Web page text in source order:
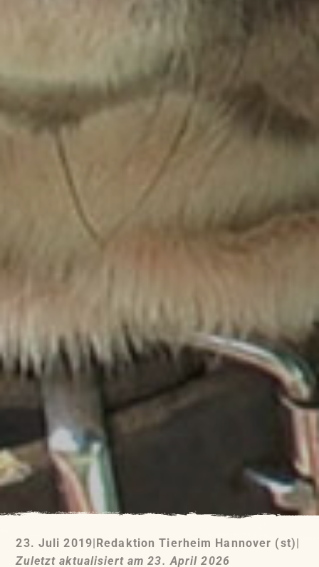
23. Juli 2019|Redaktion Tierheim Hannover (st)|
Zuletzt aktualisiert am 23. April 2026